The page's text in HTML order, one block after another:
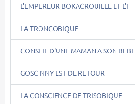
L'EMPEREUR BOKACROUILLE ET L'I
LA TRONCOBIQUE
CONSEIL D'UNE MAMAN A SON BEBE
GOSCINNY EST DE RETOUR
LA CONSCIENCE DE TRISOBIQUE